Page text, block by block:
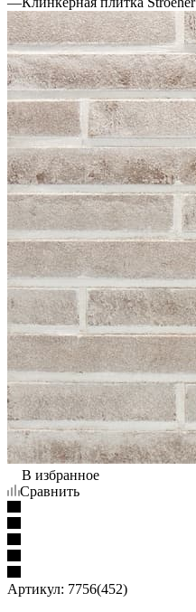
В избранное
Сравнить
Артикул: 7756(452)